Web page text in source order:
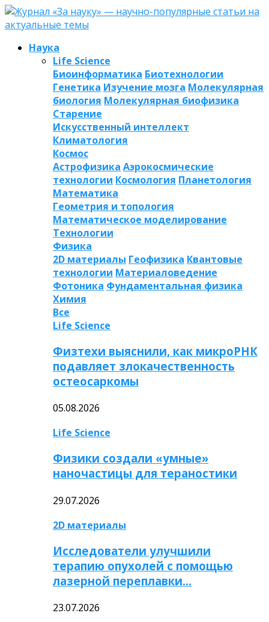
Наука
Life Science
Биоинформатика Биотехнологии
Генетика Изучение мозга Молекулярная
биология Молекулярная биофизика
Старение
Искусственный интеллект
Климатология
Космос
Астрофизика Аэрокосмические
технологии Космология Планетология
Математика
Геометрия и топология
Математическое моделирование
Технологии
Физика
2D материалы Геофизика Квантовые
технологии Материаловедение
Фотоника Фундаментальная физика
Химия
Все
Life Science
Физтехи выяснили, как микроРНК
подавляет злокачественность
остеосаркомы
05.08.2026
Life Science
Физики создали «умные»
наночастицы для тераностики
29.07.2026
2D материалы
Исследователи улучшили
терапию опухолей с помощью
лазерной переплавки…
23.07.2026